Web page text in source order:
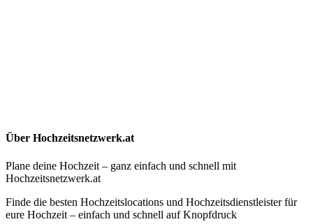
Über Hochzeitsnetzwerk.at
Plane deine Hochzeit – ganz einfach und schnell mit
Hochzeitsnetzwerk.at
Finde die besten Hochzeitslocations und Hochzeitsdienstleister für
eure Hochzeit – einfach und schnell auf Knopfdruck